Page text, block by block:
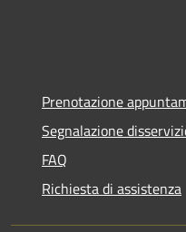
Prenotazione
Segnalazione
FAQ
Richiesta di assistenza